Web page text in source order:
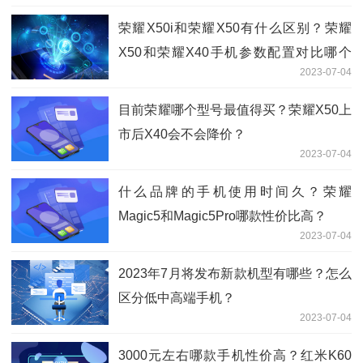
荣耀X50i和荣耀X50有什么区别？荣耀
X50和荣耀X40手机参数配置对比哪个
2023-07-04
目前荣耀哪个型号最值得买？荣耀X50上
市后X40会不会降价？
2023-07-04
什么品牌的手机使用时间久？荣耀
Magic5和Magic5Pro哪款性价比高？
2023-07-04
2023年7月将发布新款机型有哪些？怎么
区分低中高端手机？
2023-07-04
3000元左右哪款手机性价高？红米K60